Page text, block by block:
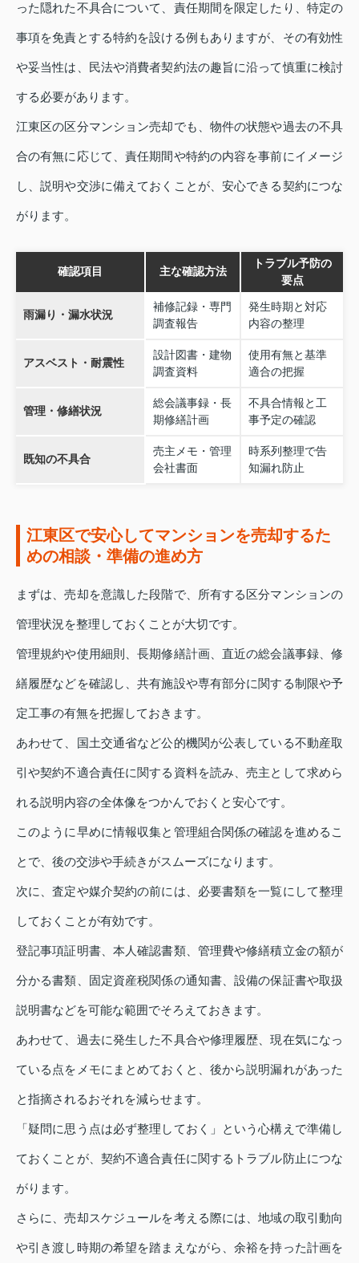
った隠れた不具合について、責任期間を限定したり、特定の
事項を免責とする特約を設ける例もありますが、その有効性
や妥当性は、民法や消費者契約法の趣旨に沿って慎重に検討
する必要があります。
江東区の区分マンション売却でも、物件の状態や過去の不具
合の有無に応じて、責任期間や特約の内容を事前にイメージ
し、説明や交渉に備えておくことが、安心できる契約につな
がります。
確認項目 主な確認方法
トラブル予防の
要点
雨漏り・漏水状況
補修記録・専門
調査報告
発生時期と対応
内容の整理
アスベスト・耐震性
設計図書・建物
調査資料
使用有無と基準
適合の把握
管理・修繕状況
総会議事録・長
期修繕計画
不具合情報と工
事予定の確認
既知の不具合
売主メモ・管理
会社書面
時系列整理で告
知漏れ防止
江東区で安心してマンションを売却するた
めの相談・準備の進め方
まずは、売却を意識した段階で、所有する区分マンションの
管理状況を整理しておくことが大切です。
管理規約や使用細則、長期修繕計画、直近の総会議事録、修
繕履歴などを確認し、共有施設や専有部分に関する制限や予
定工事の有無を把握しておきます。
あわせて、国土交通省など公的機関が公表している不動産取
引や契約不適合責任に関する資料を読み、売主として求めら
れる説明内容の全体像をつかんでおくと安心です。
このように早めに情報収集と管理組合関係の確認を進めるこ
とで、後の交渉や手続きがスムーズになります。
次に、査定や媒介契約の前には、必要書類を一覧にして整理
しておくことが有効です。
登記事項証明書、本人確認書類、管理費や修繕積立金の額が
分かる書類、固定資産税関係の通知書、設備の保証書や取扱
説明書などを可能な範囲でそろえておきます。
あわせて、過去に発生した不具合や修理履歴、現在気になっ
ている点をメモにまとめておくと、後から説明漏れがあった
と指摘されるおそれを減らせます。
「疑問に思う点は必ず整理しておく」という心構えで準備し
ておくことが、契約不適合責任に関するトラブル防止につな
がります。
さらに、売却スケジュールを考える際には、地域の取引動向
や引き渡し時期の希望を踏まえながら、余裕を持った計画を